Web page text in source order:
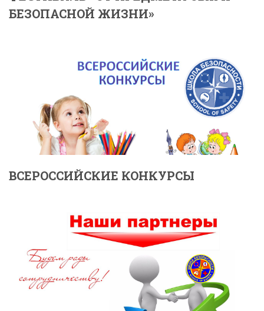
БЕЗОПАСНОЙ ЖИЗНИ»
ВСЕРОССИЙСКИЕ КОНКУРСЫ